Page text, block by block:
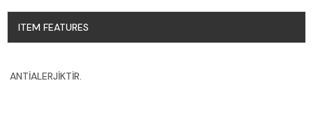
ITEM FEATURES
ANTİALERJİKTİR.